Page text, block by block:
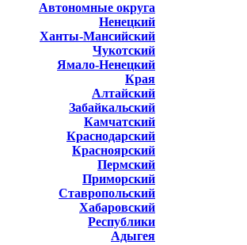
Автономные округа
Ненецкий
Ханты-Мансийский
Чукотский
Ямало-Ненецкий
Края
Алтайский
Забайкальский
Камчатский
Краснодарский
Красноярский
Пермский
Приморский
Ставропольский
Хабаровский
Республики
Адыгея